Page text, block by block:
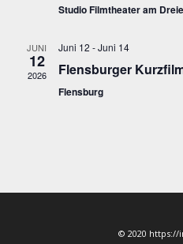
Studio Filmtheater am
JUNI
12
2026
Juni 12 -Juni 14
Flensburger
Flensburg
© 2020 https://